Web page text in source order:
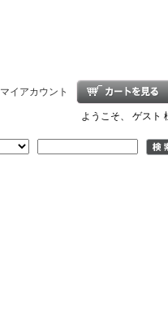
マイアカウント
ようこそ、 ゲスト